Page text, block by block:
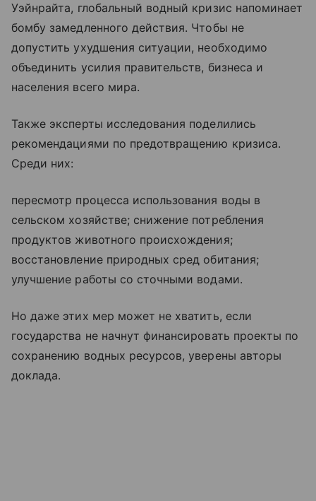
Уэйнрайта, глобальный водный кризис напоминает
бомбу замедленного действия. Чтобы не
допустить ухудшения ситуации, необходимо
объединить усилия правительств, бизнеса и
населения всего мира.
Также эксперты исследования поделились
рекомендациями по предотвращению кризиса.
Среди них:
пересмотр процесса использования воды в
сельском хозяйстве; снижение потребления
продуктов животного происхождения;
восстановление природных сред обитания;
улучшение работы со сточными водами.
Но даже этих мер может не хватить, если
государства не начнут финансировать проекты по
сохранению водных ресурсов, уверены авторы
доклада.